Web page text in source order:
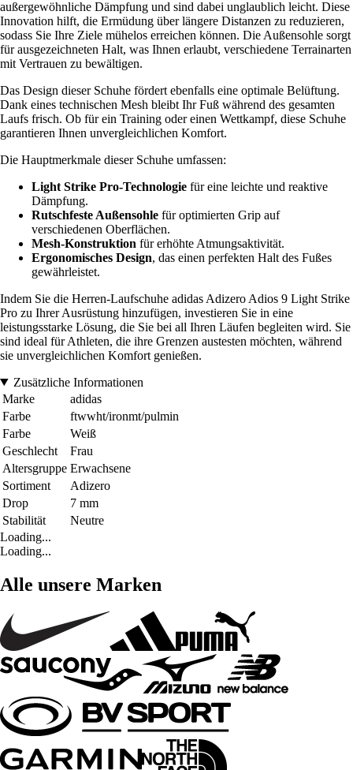
außergewöhnliche Dämpfung und sind dabei unglaublich leicht. Diese
Innovation hilft, die Ermüdung über längere Distanzen zu reduzieren,
sodass Sie Ihre Ziele mühelos erreichen können. Die Außensohle sorgt
für ausgezeichneten Halt, was Ihnen erlaubt, verschiedene Terrainarten
mit Vertrauen zu bewältigen.
Das Design dieser Schuhe fördert ebenfalls eine optimale Belüftung.
Dank eines technischen Mesh bleibt Ihr Fuß während des gesamten
Laufs frisch. Ob für ein Training oder einen Wettkampf, diese Schuhe
garantieren Ihnen unvergleichlichen Komfort.
Die Hauptmerkmale dieser Schuhe umfassen:
Light Strike Pro-Technologie für eine leichte und reaktive
Dämpfung.
Rutschfeste Außensohle für optimierten Grip auf
verschiedenen Oberflächen.
Mesh-Konstruktion für erhöhte Atmungsaktivität.
Ergonomisches Design, das einen perfekten Halt des Fußes
gewährleistet.
Indem Sie die Herren-Laufschuhe adidas Adizero Adios 9 Light Strike
Pro zu Ihrer Ausrüstung hinzufügen, investieren Sie in eine
leistungsstarke Lösung, die Sie bei all Ihren Läufen begleiten wird. Sie
sind ideal für Athleten, die ihre Grenzen austesten möchten, während
sie unvergleichlichen Komfort genießen.
Zusätzliche Informationen
Marke
adidas
Farbe
ftwwht/ironmt/pulmin
Farbe
Weiß
Geschlecht
Frau
Altersgruppe Erwachsene
Sortiment
Adizero
Drop
7 mm
Stabilität
Neutre
Loading...
Loading...
Alle unsere Marken